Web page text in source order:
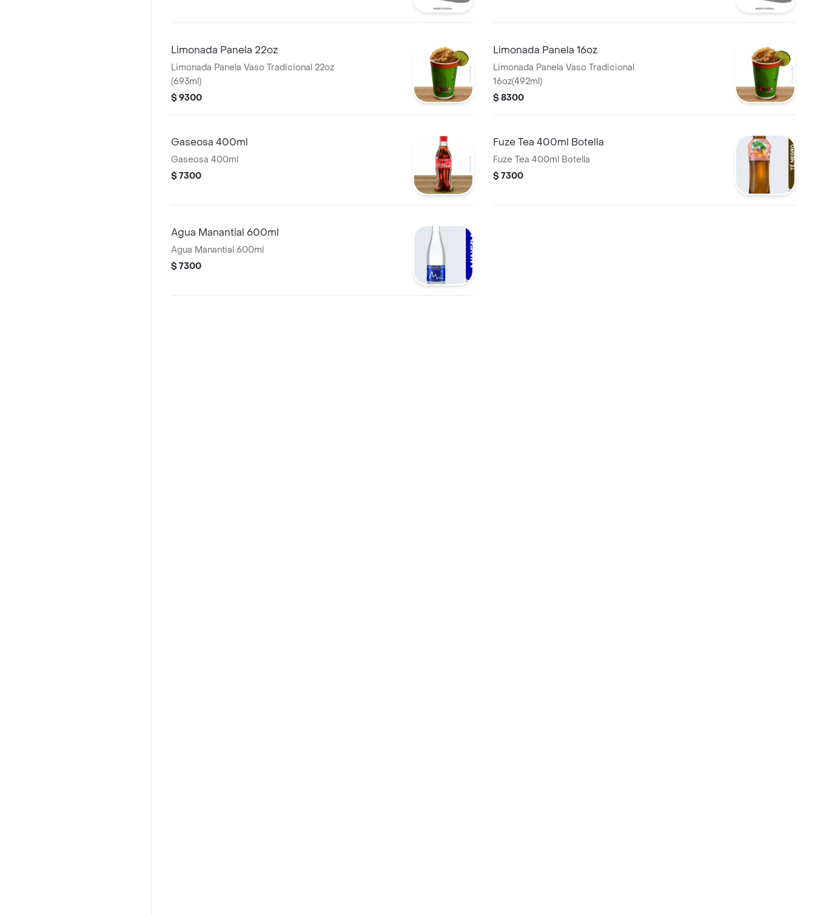
Limonada Panela 22oz
Limonada Panela Vaso Tradicional 22oz
(693ml)
$ 9300
Limonada Panela 16oz
Limonada Panela Vaso Tradicional
16oz(492ml)
$ 8300
Gaseosa 400ml
Gaseosa 400ml
$ 7300
Fuze Tea 400ml Botella
Fuze Tea 400ml Botella
$ 7300
Agua Manantial 600ml
Agua Manantial 600ml
$ 7300